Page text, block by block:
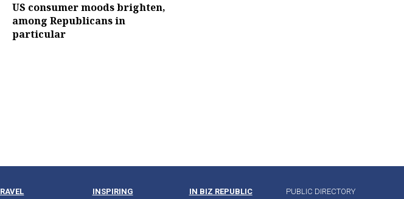
US consumer moods brighten,
among Republicans in
particular
INSPIRING IN BIZ REPUBLIC PUBLIC DIRECTORY